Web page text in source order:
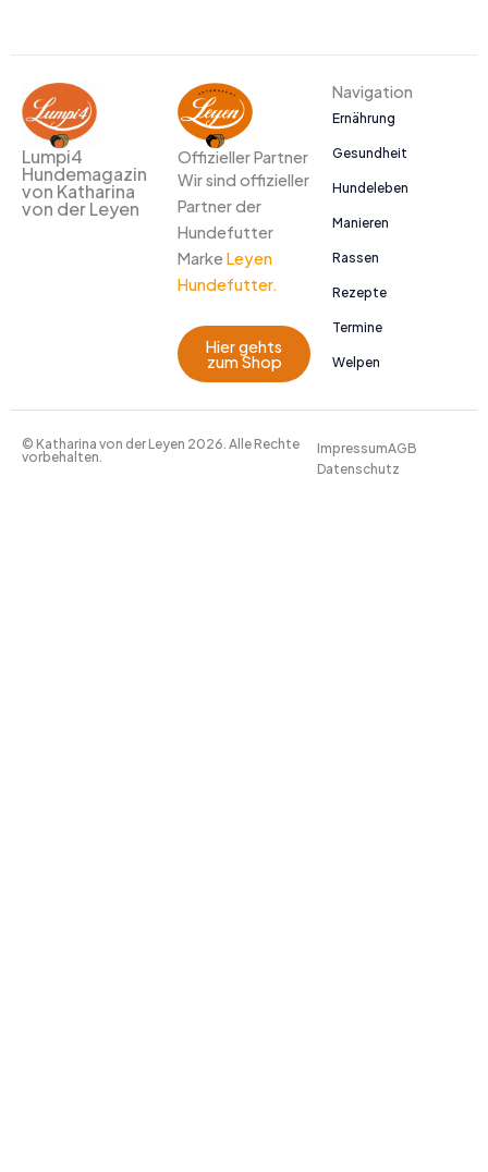
Lumpi4
Hundemagazin
von Katharina
von der Leyen
Offizieller Partner
Wir sind offizieller
Partner der
Hundefutter
Marke Leyen
Hundefutter.
Hier gehts
zum Shop
Navigation
Ernährung
Gesundheit
Hundeleben
Manieren
Rassen
Rezepte
Termine
Welpen
© Katharina von der Leyen 2026. Alle Rechte
vorbehalten.
ImpressumAGB
Datenschutz